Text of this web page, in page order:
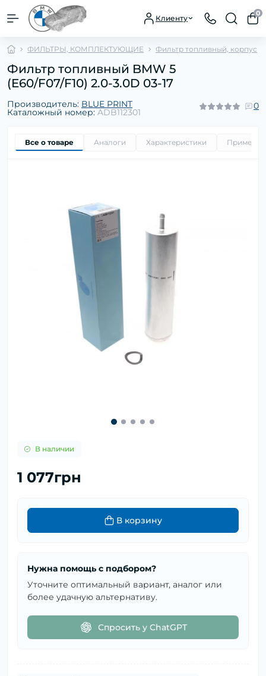
Клиенту
0
ФИЛЬТРЫ, КОМПЛЕКТУЮЩИЕ Фильтр топливный, корпус
Фильтр топливный BMW 5
(E60/F07/F10) 2.0-3.0D 03-17
Производитель: BLUE PRINT
Каталожный номер: ADB112301
0
Все о товаре Аналоги Характеристики
В наличии
1 077грн
В корзину
Нужна помощь с подбором?
Уточните оптимальный вариант, аналог или
более удачную альтернативу.
Спросить у ChatGPT